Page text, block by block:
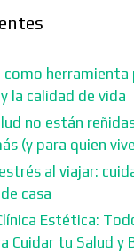
como herramienta
la calidad de vida
no están
(y para quien
al viajar:
casa
Estética:
Cuidar tu Salud y